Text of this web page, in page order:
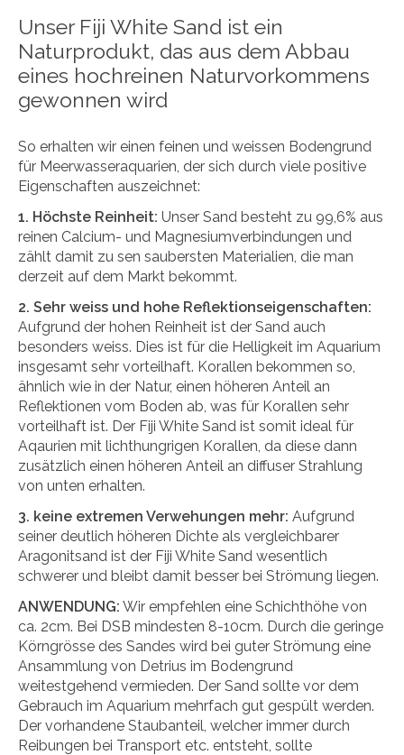
Unser Fiji White Sand ist ein
Naturprodukt, das aus dem Abbau
eines hochreinen Naturvorkommens
gewonnen wird
So erhalten wir einen feinen und weissen Bodengrund
für Meerwasseraquarien, der sich durch viele positive
Eigenschaften auszeichnet:
1. Höchste Reinheit: Unser Sand besteht zu 99,6% aus
reinen Calcium- und Magnesiumverbindungen und
zählt damit zu sen saubersten Materialien, die man
derzeit auf dem Markt bekommt.
2. Sehr weiss und hohe Reflektionseigenschaften:
Aufgrund der hohen Reinheit ist der Sand auch
besonders weiss. Dies ist für die Helligkeit im Aquarium
insgesamt sehr vorteilhaft. Korallen bekommen so,
ähnlich wie in der Natur, einen höheren Anteil an
Reflektionen vom Boden ab, was für Korallen sehr
vorteilhaft ist. Der Fiji White Sand ist somit ideal für
Aqaurien mit lichthungrigen Korallen, da diese dann
zusätzlich einen höheren Anteil an diffuser Strahlung
von unten erhalten.
3. keine extremen Verwehungen mehr: Aufgrund
seiner deutlich höheren Dichte als vergleichbarer
Aragonitsand ist der Fiji White Sand wesentlich
schwerer und bleibt damit besser bei Strömung liegen.
ANWENDUNG: Wir empfehlen eine Schichthöhe von
ca. 2cm. Bei DSB mindesten 8-10cm. Durch die geringe
Körngrösse des Sandes wird bei guter Strömung eine
Ansammlung von Detrius im Bodengrund
weitestgehend vermieden. Der Sand sollte vor dem
Gebrauch im Aquarium mehrfach gut gespült werden.
Der vorhandene Staubanteil, welcher immer durch
Reibungen bei Transport etc. entsteht, sollte